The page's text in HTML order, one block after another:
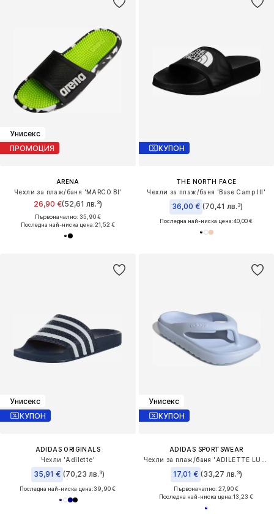
Унисекс
ПРОМОЦИЯ
ARENA
Чехли за плаж/баня 'MARCO BI'
26,90 €(52,61 лв.³)
Първоначално: 35,90 €
Последна най-ниска цена:21,52 €
КУПОН
THE NORTH FACE
Чехли за плаж/баня 'Base Camp III'
36,00 € (70,41 лв.³)
Последна най-ниска цена:40,00 €
Унисекс
КУПОН
ADIDAS ORIGINALS
Чехли 'Adilette'
35,91 € (70,23 лв.³)
Последна най-ниска цена:39,90 €
Унисекс
КУПОН
ADIDAS SPORTSWEAR
17,01 € (33,27 лв.³)
Първоначално: 27,90 €
Последна най-ниска цена:13,23 €